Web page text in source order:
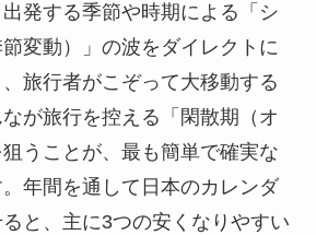
発する季節や時期による「シ
変動）」の波をダイレクトに
旅行者がこぞって大移動する
が旅行を控える「閑散期（オ
うことが、最も簡単で確実な
年間を通して日本のカレンダ
と、主に3つの安くなりやすい